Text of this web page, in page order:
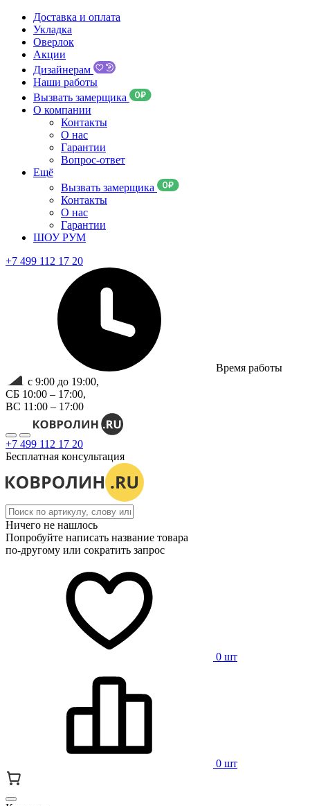
Доставка и оплата
Укладка
Оверлок
Акции
Дизайнерам
Наши работы
Вызвать замерщика
О компании
Контакты
О нас
Гарантии
Вопрос-ответ
Ещё
Вызвать замерщика
Контакты
О нас
Гарантии
ШОУ РУМ
+7 499 112 17 20
Время работы
с 9:00 до 19:00,
СБ 10:00 – 17:00,
ВС 11:00 – 17:00
+7 499 112 17 20
Бесплатная консультация
Ничего не нашлось
Попробуйте написать название товара
по-другому или сократить запрос
0 шт
0 шт